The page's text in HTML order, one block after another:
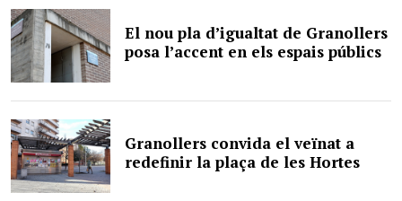
El nou pla d’igualtat de Granollers
posa l’accent en els espais públics
Granollers convida el veïnat a
redefinir la plaça de les Hortes